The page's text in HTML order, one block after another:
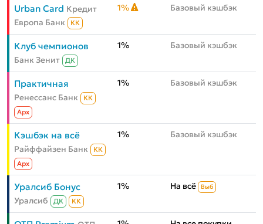
Urban Card Кредит
Европа Банк
КК
1% Базовый кэшбэк
Клуб чемпионов
Банк Зенит ДК
1% Базовый кэшбэк
Практичная
Ренессанс Банк
КК
Aрх
1% Базовый кэшбэк
Кэшбэк на всё
Райффайзен Банк
КК
Aрх
1% Базовый кэшбэк
Уралсиб Бонус
Уралсиб ДК КК
1% На всё Выб